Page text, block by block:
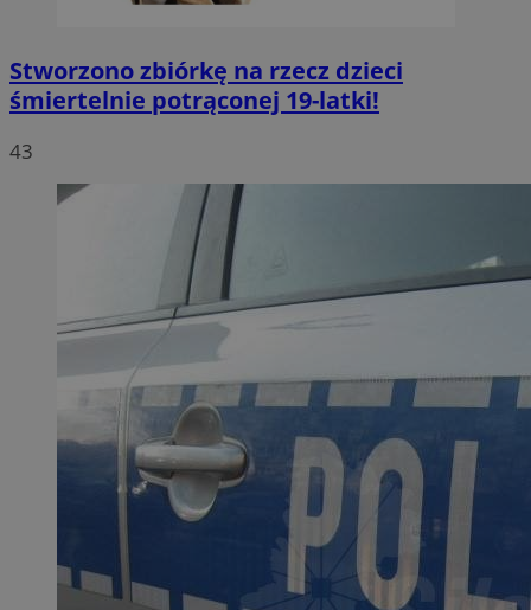
Stworzono zbiórkę na rzecz dzieci
śmiertelnie potrąconej 19-latki!
43